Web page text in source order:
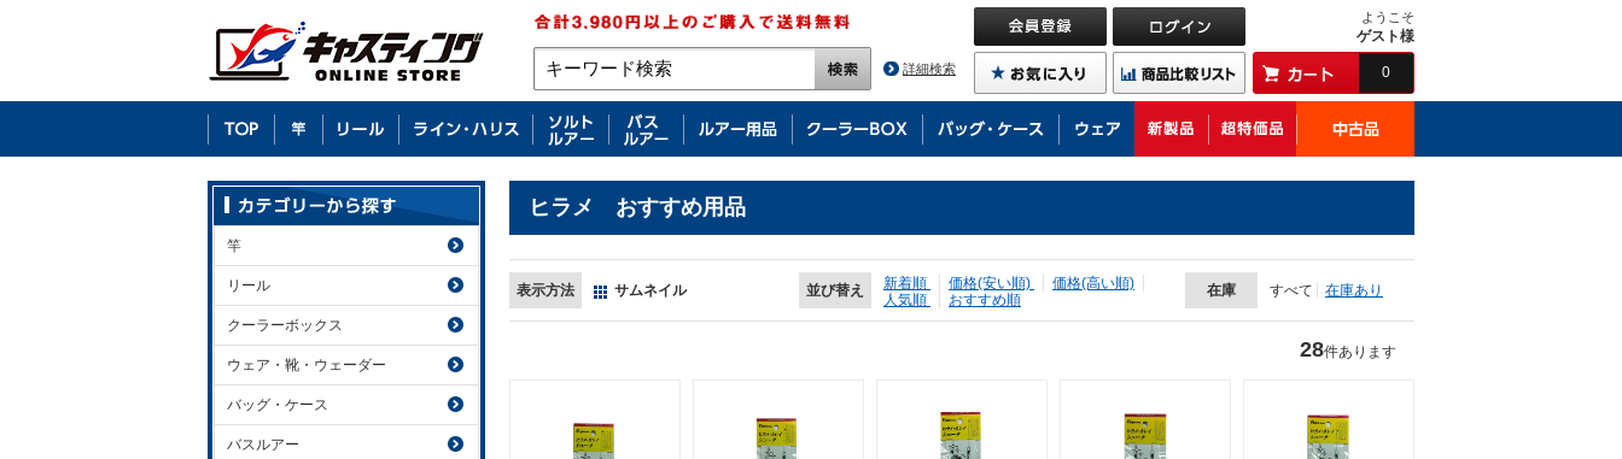
詳細検索
ようこそ
ゲスト様
0
ヒラメ おすすめ用品
表示方法 サムネイル 並び替え 新着順 価格(安い順)
価格(高い順)
人気順
おすすめ順
在庫 すべて 在庫あり
28件あります
竿
リール
クーラーボックス
ウェア・靴・ウェーダー
バッグ・ケース
バスルアー